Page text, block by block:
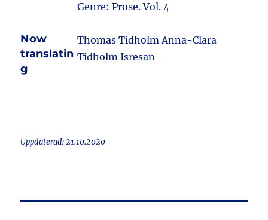
Genre: Prose. Vol. 4
Now
translatin
g
Thomas Tidholm Anna-Clara
Tidholm Isresan
Uppdaterad: 21.10.2020